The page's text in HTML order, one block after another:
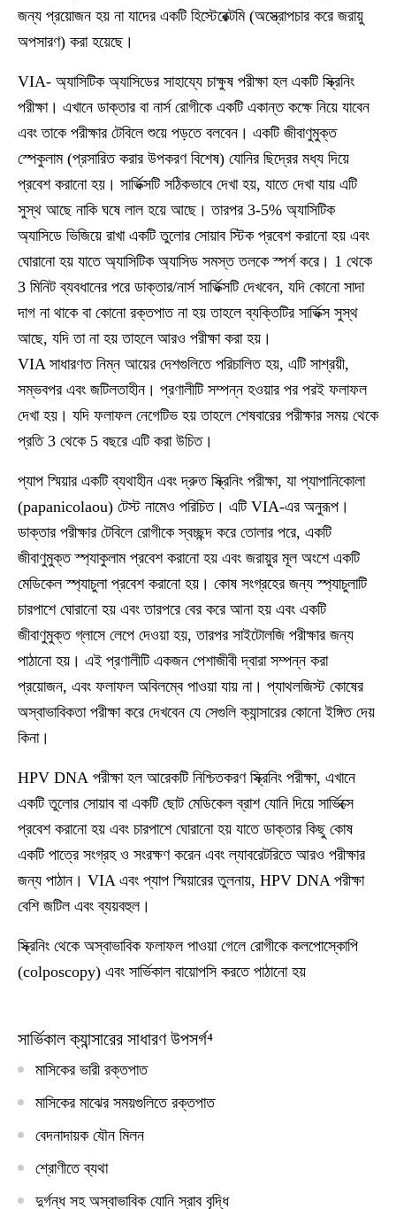
জন্য প্রয়োজন হয় না যাদের একটি হিস্টেরেক্টমি (অস্ত্রোপচার করে জরায়ু
অপসারণ) করা হয়েছে।
VIA- অ্যাসিটিক অ্যাসিডের সাহায্যে চাক্ষুষ পরীক্ষা হল একটি স্ক্রিনিং
পরীক্ষা। এখানে ডাক্তার বা নার্স রোগীকে একটি একান্ত কক্ষে নিয়ে যাবেন
এবং তাকে পরীক্ষার টেবিলে শুয়ে পড়তে বলবেন। একটি জীবাণুমুক্ত
স্পেকুলাম (প্রসারিত করার উপকরণ বিশেষ) যোনির ছিদ্রের মধ্য দিয়ে
প্রবেশ করানো হয়। সার্ভিক্সটি সঠিকভাবে দেখা হয়, যাতে দেখা যায় এটি
সুস্থ আছে নাকি ঘষে লাল হয়ে আছে। তারপর 3-5% অ্যাসিটিক
অ্যাসিডে ভিজিয়ে রাখা একটি তুলোর সোয়াব স্টিক প্রবেশ করানো হয় এবং
ঘোরানো হয় যাতে অ্যাসিটিক অ্যাসিড সমস্ত তলকে স্পর্শ করে। 1 থেকে
3 মিনিট ব্যবধানের পরে ডাক্তার/নার্স সার্ভিক্সটি দেখবেন, যদি কোনো সাদা
দাগ না থাকে বা কোনো রক্তপাত না হয় তাহলে ব্যক্তিটির সার্ভিক্স সুস্থ
আছে, যদি তা না হয় তাহলে আরও পরীক্ষা করা হয়।
VIA সাধারণত নিম্ন আয়ের দেশগুলিতে পরিচালিত হয়, এটি সাশ্রয়ী,
সম্ভবপর এবং জটিলতাহীন। প্রণালীটি সম্পন্ন হওয়ার পর পরই ফলাফল
দেখা হয়। যদি ফলাফল নেগেটিভ হয় তাহলে শেষবারের পরীক্ষার সময় থেকে
প্রতি 3 থেকে 5 বছরে এটি করা উচিত।
প্যাপ স্মিয়ারএকটি ব্যথাহীন এবং দ্রুত স্ক্রিনিং পরীক্ষা, যা প্যাপানিকোলা
(papanicolaou) টেস্ট নামেও পরিচিত। এটি VIA-এর অনুরূপ।
ডাক্তার পরীক্ষার টেবিলে রোগীকে স্বচ্ছন্দ করে তোলার পরে, একটি
জীবাণুমুক্ত স্প্যাকুলাম প্রবেশ করানো হয় এবং জরায়ুর মূল অংশে একটি
মেডিকেল স্প্যাচুলা প্রবেশ করানো হয়। কোষ সংগ্রহের জন্য স্প্যাচুলাটি
চারপাশে ঘোরানো হয় এবং তারপরে বের করে আনা হয় এবং একটি
জীবাণুমুক্ত গ্লাসে লেপে দেওয়া হয়, তারপর সাইটোলজি পরীক্ষার জন্য
পাঠানো হয়। এই প্রণালীটি একজন পেশাজীবী দ্বারা সম্পন্ন করা
প্রয়োজন, এবং ফলাফল অবিলম্বে পাওয়া যায় না। প্যাথলজিস্ট কোষের
অস্বাভাবিকতা পরীক্ষা করে দেখবেন যে সেগুলি ক্যান্সারের কোনো ইঙ্গিত দেয়
কিনা।
HPV DNA পরীক্ষা হল আরেকটি নিশ্চিতকরণ স্ক্রিনিং পরীক্ষা, এখানে
একটি তুলোর সোয়াব বা একটি ছোট মেডিকেল ব্রাশ যোনি দিয়ে সার্ভিক্সে
প্রবেশ করানো হয় এবং চারপাশে ঘোরানো হয় যাতে ডাক্তার কিছু কোষ
একটি পাত্রে সংগ্রহ ও সংরক্ষণ করেন এবং ল্যাবরেটরিতে আরও পরীক্ষার
জন্য পাঠান। VIA এবং প্যাপ স্মিয়ারের তুলনায়, HPV DNA পরীক্ষা
বেশি জটিল এবং ব্যয়বহুল।
স্ক্রিনিং থেকে অস্বাভাবিক ফলাফল পাওয়া গেলে রোগীকে কলপোস্কোপি
(colposcopy) এবং সার্ভিকাল বায়োপসি করতে পাঠানো হয়
সার্ভিকাল ক্যান্সারের সাধারণ উপসর্গ⁴
মাসিকের ভারী রক্তপাত
মাসিকের মাঝের সময়গুলিতে রক্তপাত
বেদনাদায়ক যৌন মিলন
শ্রোণীতে ব্যথা
দুর্গন্ধ সহ অস্বাভাবিক যোনি স্রাব বৃদ্ধি